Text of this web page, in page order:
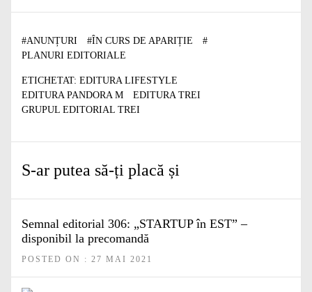
#ANUNȚURI #ÎN CURS DE APARIȚIE
#
PLANURI EDITORIALE
ETICHETAT: EDITURA LIFESTYLE
EDITURA PANDORA M
EDITURA TREI
GRUPUL EDITORIAL TREI
S-ar putea să-ți placă și
Semnal editorial 306: „STARTUP în EST” –
disponibil la precomandă
POSTED ON : 27 MAI 2021